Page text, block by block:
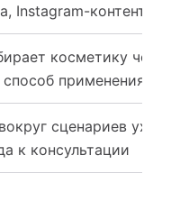
Instagram-контент,
косметику
применения
сценариев
к консультации